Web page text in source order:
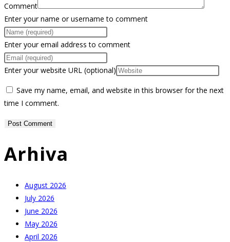
Comment
Enter your name or username to comment
Enter your email address to comment
Enter your website URL (optional)
Save my name, email, and website in this browser for the next
time I comment.
Arhiva
August 2026
July 2026
June 2026
May 2026
April 2026